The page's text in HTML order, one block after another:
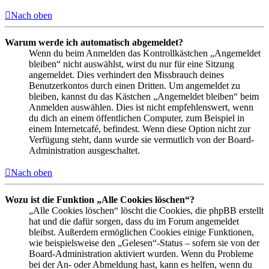
Nach oben
Warum werde ich automatisch abgemeldet?
Wenn du beim Anmelden das Kontrollkästchen „Angemeldet
bleiben“ nicht auswählst, wirst du nur für eine Sitzung
angemeldet. Dies verhindert den Missbrauch deines
Benutzerkontos durch einen Dritten. Um angemeldet zu
bleiben, kannst du das Kästchen „Angemeldet bleiben“ beim
Anmelden auswählen. Dies ist nicht empfehlenswert, wenn
du dich an einem öffentlichen Computer, zum Beispiel in
einem Internetcafé, befindest. Wenn diese Option nicht zur
Verfügung steht, dann wurde sie vermutlich von der Board-
Administration ausgeschaltet.
Nach oben
Wozu ist die Funktion „Alle Cookies löschen“?
„Alle Cookies löschen“ löscht die Cookies, die phpBB erstellt
hat und die dafür sorgen, dass du im Forum angemeldet
bleibst. Außerdem ermöglichen Cookies einige Funktionen,
wie beispielsweise den „Gelesen“-Status – sofern sie von der
Board-Administration aktiviert wurden. Wenn du Probleme
bei der An- oder Abmeldung hast, kann es helfen, wenn du